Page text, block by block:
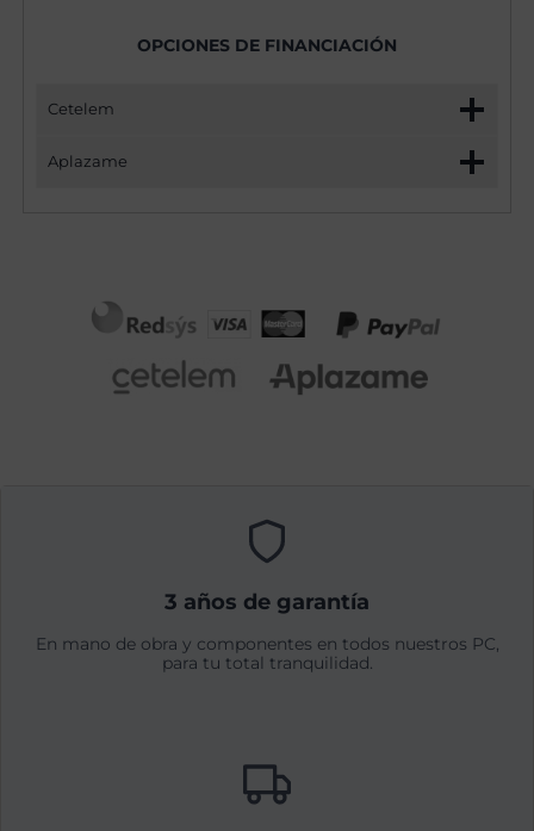
OPCIONES DE FINANCIACIÓN
Cetelem
Aplazame
3 años de garantía
En mano de obra y componentes en todos nuestros PC,
para tu total tranquilidad.